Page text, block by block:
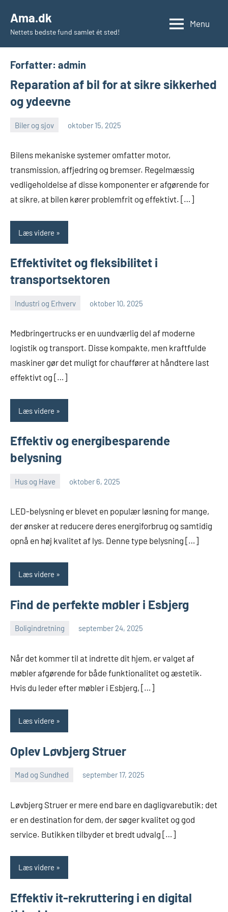
indhold
Ama.dk
Nettets bedste fund samlet ét sted!
Menu
Forfatter: admin
Reparation af bil for at sikre sikkerhed
og ydeevne
Biler og sjov oktober 15, 2025
Bilens mekaniske systemer omfatter motor,
transmission, affjedring og bremser. Regelmæssig
vedligeholdelse af disse komponenter er afgørende for
at sikre, at bilen kører problemfrit og effektivt. […]
Læs videre
Effektivitet og fleksibilitet i
transportsektoren
Industri og Erhverv oktober 10, 2025
Medbringertrucks er en uundværlig del af moderne
logistik og transport. Disse kompakte, men kraftfulde
maskiner gør det muligt for chauffører at håndtere last
effektivt og […]
Læs videre
Effektiv og energibesparende
belysning
Hus og Have oktober 6, 2025
LED-belysning er blevet en populær løsning for mange,
der ønsker at reducere deres energiforbrug og samtidig
opnå en høj kvalitet af lys. Denne type belysning […]
Læs videre
Find de perfekte møbler i Esbjerg
Boligindretning september 24, 2025
admin
Når det kommer til at indrette dit hjem, er valget af
møbler afgørende for både funktionalitet og æstetik.
Hvis du leder efter møbler i Esbjerg, […]
Læs videre
Oplev Løvbjerg Struer
Mad og Sundhed september 17, 2025
Løvbjerg Struer er mere end bare en dagligvarebutik; det
er en destination for dem, der søger kvalitet og god
service. Butikken tilbyder et bredt udvalg […]
Læs videre
Effektiv it-rekruttering i en digital